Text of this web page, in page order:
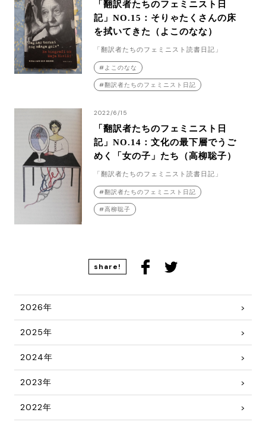
「翻訳者たちのフェミニスト日
記」NO.15：そりゃたくさんの床
を拭いてきた（よこのなな）
「翻訳者たちのフェミニスト読書日記」
よこのなな
翻訳者たちのフェミニスト日記
2022/6/15
「翻訳者たちのフェミニスト日
記」NO.14：文化の最下層でうご
めく「女の子」たち（高柳聡子）
「翻訳者たちのフェミニスト読書日記」
翻訳者たちのフェミニスト日記
高柳聡子
share!
2026年
2025年
2024年
2023年
2022年